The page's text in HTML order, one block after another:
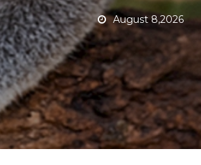
August 8,2026